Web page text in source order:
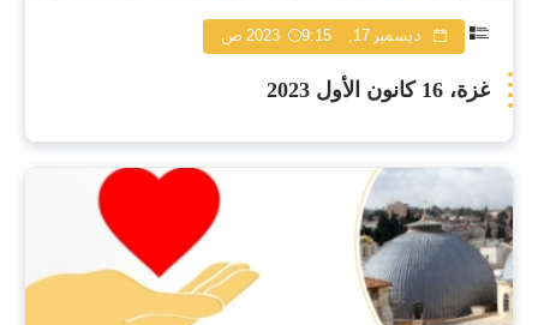
ديسمبر 17, 2023 9:15 ص
غزة، 16 كانون الأول 2023